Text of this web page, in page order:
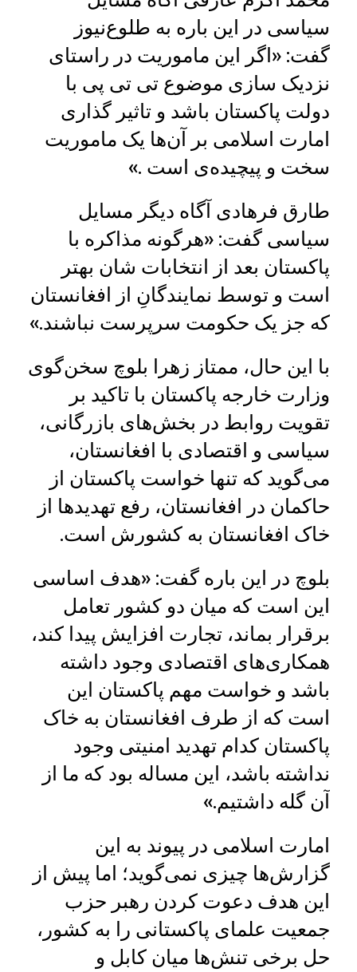
سیاسی در این باره به طلوع‌نیوز
گفت: «اگر این ماموریت در راستای
نزدیک سازی موضوع تی تی پی با
دولت پاکستان باشد و تاثیر گذاری
امارت اسلامی بر آن‌ها یک ماموریت
سخت و پیچیده‌ی است .»
طارق فرهادی آگاه دیگر مسایل
سیاسی گفت: «هرگونه مذاکره با
پاکستان بعد از انتخابات شان بهتر
است و توسط نمایندگانِ از افغانستان
که جز یک حکومت سرپرست نباشند.»
با این حال، ممتاز زهرا بلوچ سخن‌گوی
وزارت خارجه پاکستان با تاکید بر
تقویت روابط در بخش‌های بازرگانی،
سیاسی و اقتصادی با افغانستان،
می‌گوید که تنها خواست پاکستان از
حاکمان در افغانستان، رفع تهدیدها از
خاک افغانستان به کشورش است.
بلوچ در این باره گفت: «هدف اساسی
این است که میان دو کشور تعامل
برقرار بماند، تجارت افزایش پیدا کند،
همکاری‌های اقتصادی وجود داشته
باشد و خواست مهم پاکستان این
است که از طرف افغانستان به خاک
پاکستان کدام تهدید امنیتی وجود
نداشته باشد، این مساله بود که ما از
آن گله داشتیم.»
امارت اسلامی در پیوند به این
گزارش‌ها چیزی نمی‌گوید؛ اما پیش از
این هدف دعوت کردن رهبر حزب
جمعیت علمای پاکستانی را به کشور،
حل برخی تنش‌ها میان کابل و